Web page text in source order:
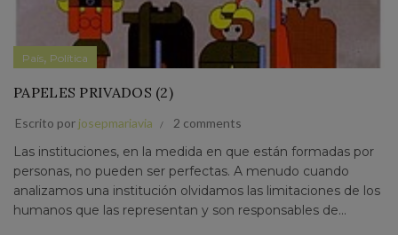
País, Política
PAPELES PRIVADOS (2)
Escrito por josepmariavia 2 comments
Las instituciones, en la medida en que están formadas por
personas, no pueden ser perfectas. A menudo cuando
analizamos una institución olvidamos las limitaciones de los
humanos que las representan y son responsables de...